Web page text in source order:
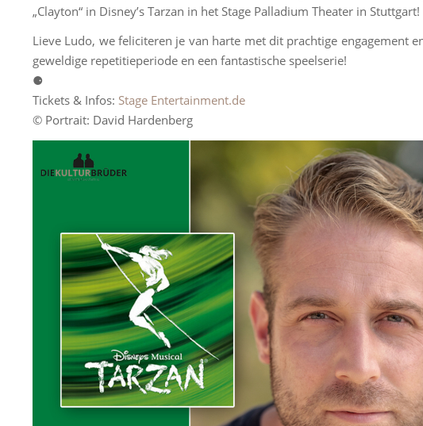
„Clayton“ in Disney’s Tarzan in het Stage Palladium Theater in Stuttgart!
Lieve Ludo, we feliciteren je van harte met dit prachtige engagement
geweldige repetitieperiode en een fantastische speelserie!
⚈
Tickets & Infos: Stage Entertainment.de
© Portrait: David Hardenberg